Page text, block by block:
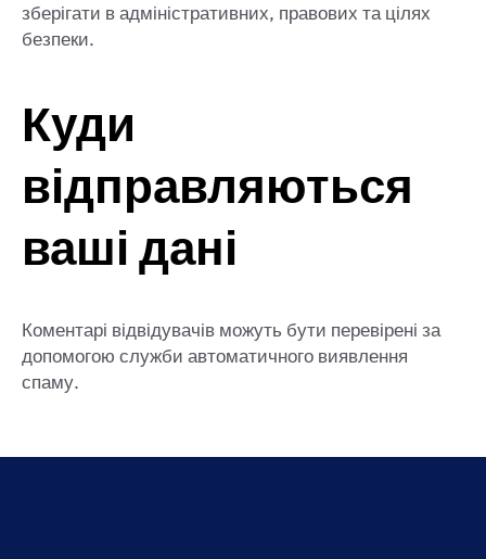
зберігати в адміністративних, правових та цілях
безпеки.
Куди
відправляються
ваші дані
Коментарі відвідувачів можуть бути перевірені за
допомогою служби автоматичного виявлення
спаму.